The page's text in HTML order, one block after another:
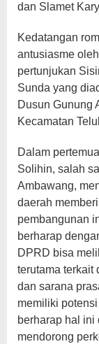
dan Slamet
Kedatangan
antusiasme
pertunjukan
Sunda yang
Dusun Gunung
Kecamatan
Dalam
Solihin, salah
Ambawang,
daerah
pembangunan
berharap
DPRD bisa
terutama terkait
dan sarana
memiliki
berharap hal ini
mendorong